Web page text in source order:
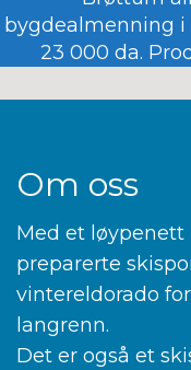
bygdealmenning i
23 000 da.
Om oss
Med et
preparerte
vintereldorado
langrenn.
Det er også et